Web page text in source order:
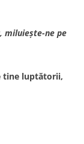
miluieşte-ne pe
tine luptătorii,